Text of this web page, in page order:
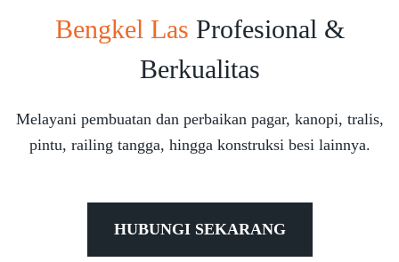
Bengkel Las Profesional &
Berkualitas
Melayani pembuatan dan perbaikan pagar, kanopi, tralis,
pintu, railing tangga, hingga konstruksi besi lainnya.
HUBUNGI SEKARANG